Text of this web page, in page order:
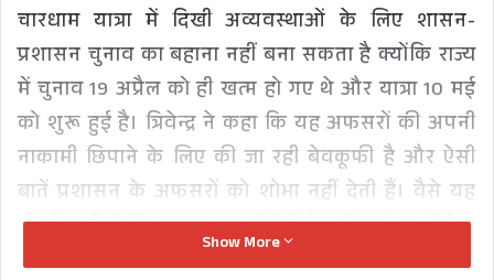
चारधाम यात्रा में दिखी अव्यवस्थाओं के लिए शासन-
प्रशासन चुनाव का बहाना नहीं बना सकता है क्योंकि राज्य
में चुनाव 19 अप्रैल को ही खत्म हो गए थे और यात्रा 10 मई
को शुरू हुई है। त्रिवेन्द्र ने कहा कि यह अफसरों की अपनी
नाकामी छिपाने के लिए की जा रही बेवकूफी है और ऐसी
बातें प्रशासन के अफसरों को शोभा नहीं देती हैं। वैसे यह
भी ठीक ही है कि सवाल खुद बीजेपी के वरिष्ठ नेता त्रिवेन्द्र
सिंह रावत ने उठाए हैं वरना यह जुर्रत कोई पत्रकार कर
Show More